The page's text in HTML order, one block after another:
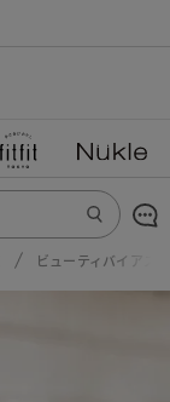
ビューティバイアス